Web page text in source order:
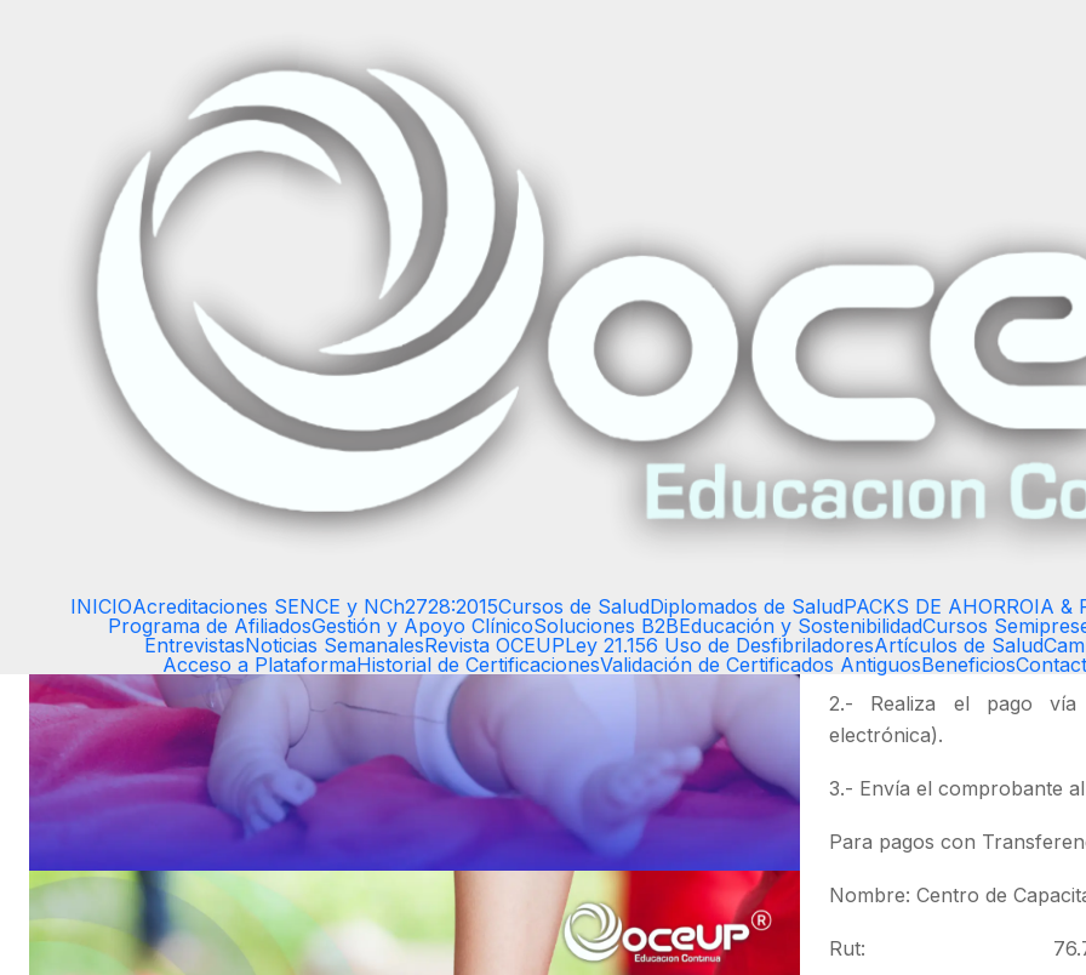
INICIOAcreditaciones SENCE y NCh2728:2015Cursos de SaludDiplomados de SaludPACKS DE AHORROIA &
Programa de AfiliadosGestión y Apoyo ClínicoSoluciones B2BEducación y SostenibilidadCursos
EntrevistasNoticias SemanalesRevista OCEUPLey 21.156 Uso de DesfibriladoresArtículos de Salud
Acceso a PlataformaHistorial de CertificacionesValidación de Certificados AntiguosBeneficios
Agregar a la lista de
Mostrar stock de
DESCRIPCIÓN
Descarga el Programa del
¿Cómo te inscribes?
1.- Revisa como realizar
2.- Realiza el pago vía
electrónica).
3.- Envía el comprobante
Para pagos con
Nombre: Centro de
Rut: